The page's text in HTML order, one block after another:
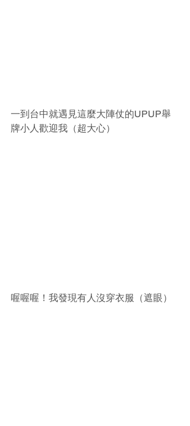
一到台中就遇見這麼大陣仗的UPUP舉
牌小人歡迎我（超大心）
喔喔喔！我發現有人沒穿衣服（遮眼）